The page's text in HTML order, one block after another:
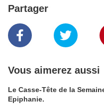
Partager
Vous aimerez aussi
Le Casse-Tête de la
Epiphanie.